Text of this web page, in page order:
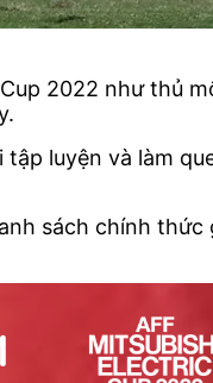
2022 như thủ
tập luyện và làm
sách chính thức